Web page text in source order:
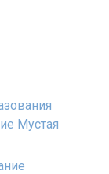
Мустая